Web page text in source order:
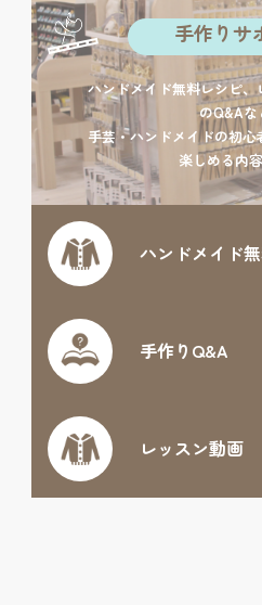
手作りサ
ハンドメイド無料レシピ
のQ&Aな
手芸・ハンドメイドの初
楽しめる内
ハンドメイド
手作りQ&A
レッスン動画